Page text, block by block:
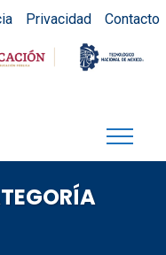
Privacidad Contacto